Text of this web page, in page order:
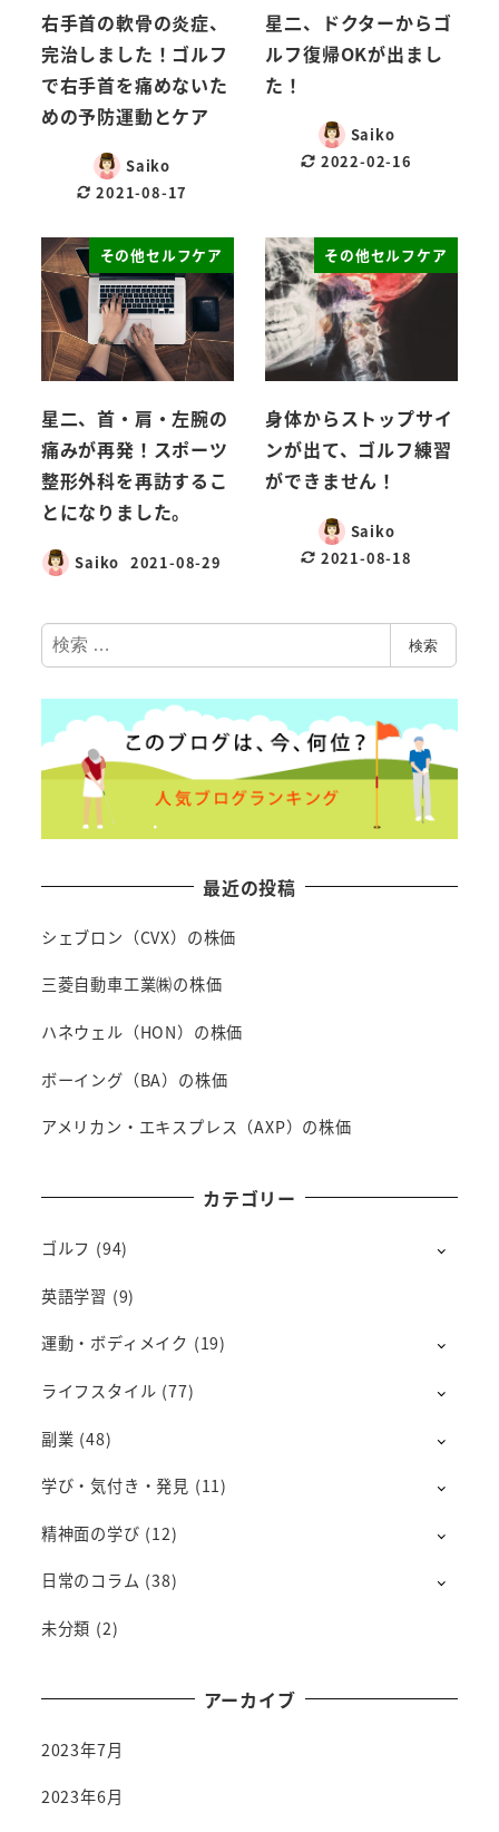
右手首の軟骨の炎症、
完治しました！ゴルフ
で右手首を痛めないた
めの予防運動とケア
Saiko
2021-08-17
星二、ドクターからゴ
ルフ復帰OKが出まし
た！
Saiko
2022-02-16
その他セルフケア
星二、首・肩・左腕の
痛みが再発！スポーツ
整形外科を再訪するこ
とになりました。
Saiko 2021-08-29
その他セルフケア
身体からストップサイ
ンが出て、ゴルフ練習
ができません！
Saiko
2021-08-18
検
索
検索
最近の投稿
シェブロン（CVX）の株価
三菱自動車工業㈱の株価
ハネウェル（HON）の株価
ボーイング（BA）の株価
アメリカン・エキスプレス（AXP）の株価
カテゴリー
ゴルフ (94)
英語学習 (9)
運動・ボディメイク (19)
ライフスタイル (77)
副業 (48)
学び・気付き・発見 (11)
精神面の学び (12)
日常のコラム (38)
未分類 (2)
アーカイブ
2023年7月
2023年6月